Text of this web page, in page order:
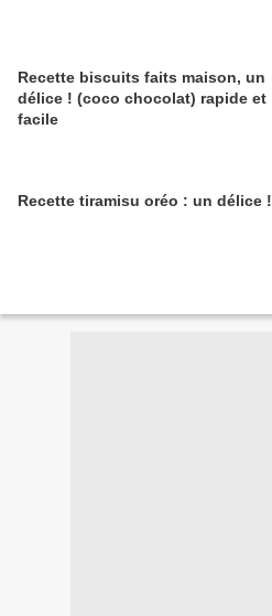
Recette biscuits faits maison, un
délice ! (coco chocolat) rapide et
facile
Recette tiramisu oréo : un délice !